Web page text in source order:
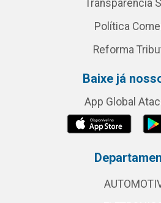
Transparência
Política
Reforma
Baixe já
App Global